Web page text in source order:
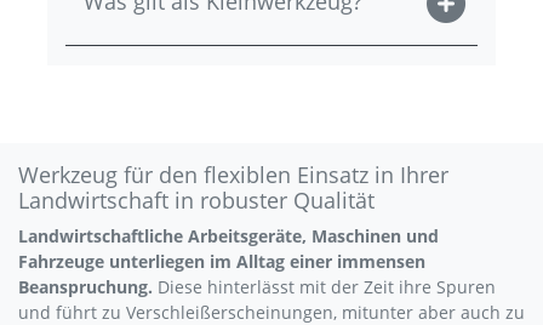
Werkzeug für den flexiblen Einsatz in Ihrer
Landwirtschaft in robuster Qualität
Landwirtschaftliche Arbeitsgeräte, Maschinen und
Fahrzeuge unterliegen im Alltag einer immensen
Beanspruchung. Diese hinterlässt mit der Zeit ihre Spuren
und führt zu Verschleißerscheinungen, mitunter aber auch zu